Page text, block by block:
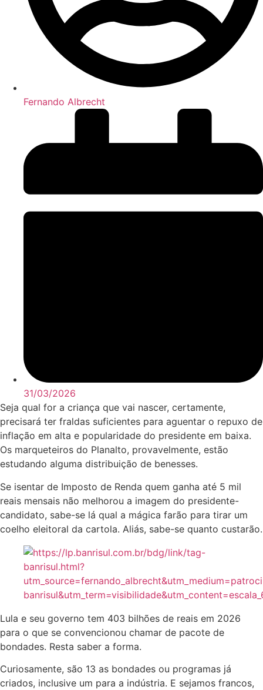
Fernando Albrecht
31/03/2026
Seja qual for a criança que vai nascer, certamente,
precisará ter fraldas suficientes para aguentar o repuxo de
inflação em alta e popularidade do presidente em baixa.
Os marqueteiros do Planalto, provavelmente, estão
estudando alguma distribuição de benesses.
Se isentar de Imposto de Renda quem ganha até 5 mil
reais mensais não melhorou a imagem do presidente-
candidato, sabe-se lá qual a mágica farão para tirar um
coelho eleitoral da cartola. Aliás, sabe-se quanto custarão.
Lula e seu governo tem 403 bilhões de reais em 2026
para o que se convencionou chamar de pacote de
bondades. Resta saber a forma.
Curiosamente, são 13 as bondades ou programas já
criados, inclusive um para a indústria. E sejamos francos,